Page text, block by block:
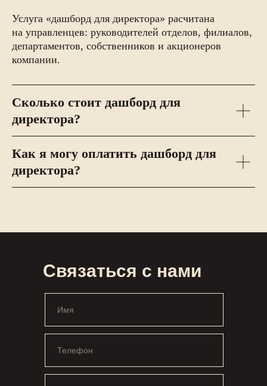
Услуга «дашборд для директора» расчитана
на управленцев: руководителей отделов, филиалов,
департаментов, собственников и акционеров
компании.
Сколько стоит дашборд для
директора?
Как я могу оплатить дашборд для
директора?
Связаться с нами